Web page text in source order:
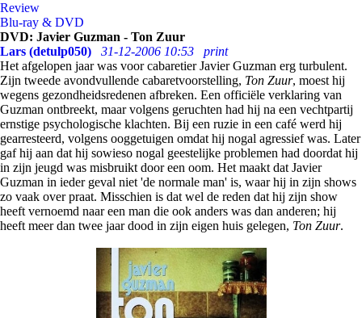
Review
Blu-ray & DVD
DVD: Javier Guzman - Ton Zuur
Lars (detulp050)
31-12-2006 10:53
print
Het afgelopen jaar was voor cabaretier Javier Guzman erg turbulent.
Zijn tweede avondvullende cabaretvoorstelling, Ton Zuur, moest hij
wegens gezondheidsredenen afbreken. Een officiële verklaring van
Guzman ontbreekt, maar volgens geruchten had hij na een vechtpartij
ernstige psychologische klachten. Bij een ruzie in een café werd hij
gearresteerd, volgens ooggetuigen omdat hij nogal agressief was. Later
gaf hij aan dat hij sowieso nogal geestelijke problemen had doordat hij
in zijn jeugd was misbruikt door een oom. Het maakt dat Javier
Guzman in ieder geval niet 'de normale man' is, waar hij in zijn shows
zo vaak over praat. Misschien is dat wel de reden dat hij zijn show
heeft vernoemd naar een man die ook anders was dan anderen; hij
heeft meer dan twee jaar dood in zijn eigen huis gelegen, Ton Zuur.